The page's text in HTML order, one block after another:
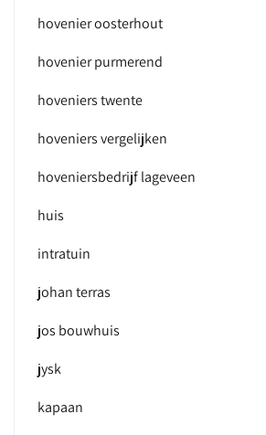
hovenier oosterhout
hovenier purmerend
hoveniers twente
hoveniers vergelijken
hoveniersbedrijf lageveen
huis
intratuin
johan terras
jos bouwhuis
jysk
kapaan